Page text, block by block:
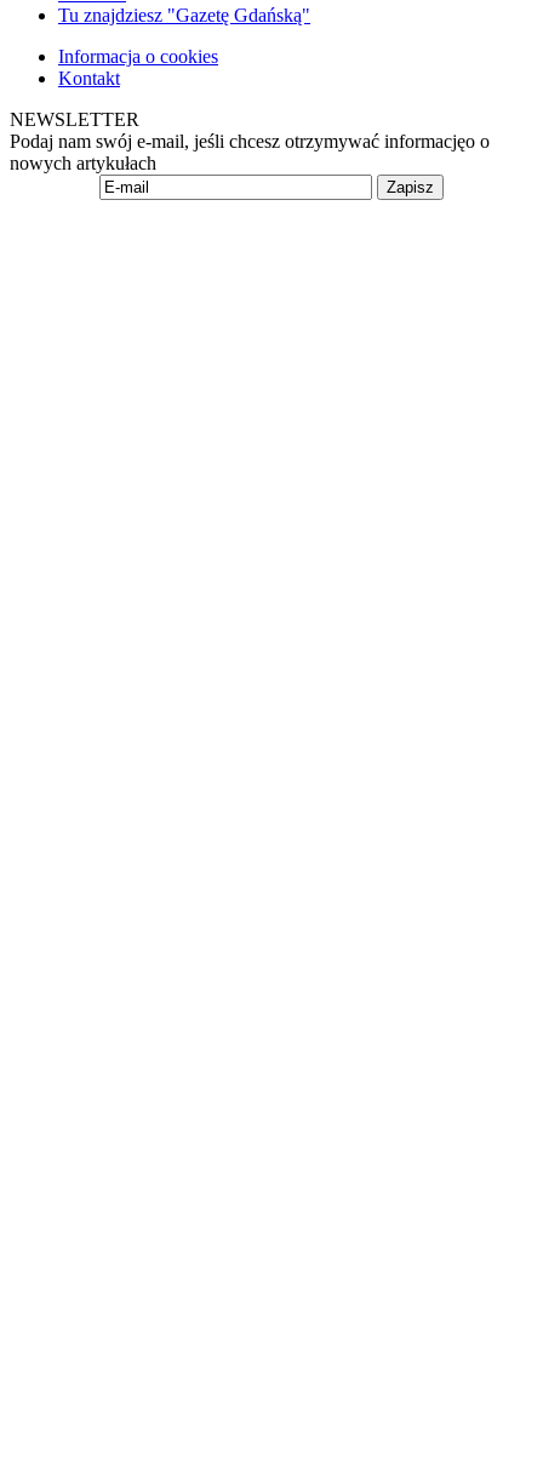
Tu znajdziesz "Gazetę Gdańską"
Informacja o cookies
Kontakt
NEWSLETTER
Podaj nam swój e-mail, jeśli chcesz otrzymywać informacjęo o
nowych artykułach
Zapisz